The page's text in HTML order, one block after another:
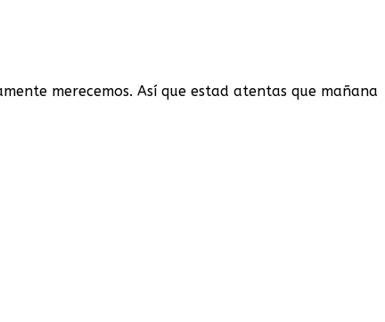
merecemos. Así que estad atentas que mañana